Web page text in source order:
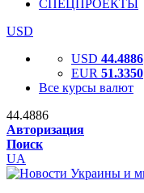
СПЕЦПРОЕКТЫ
USD
USD 44.4886
EUR 51.3350
Все курсы валют
44.4886
Авторизация
Поиск
UA